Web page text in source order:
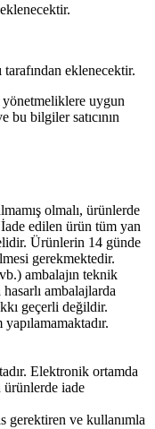
tarafından eklenecektir.
uygun
bu bilgiler satıcının
olmalı, ürünlerde
edilen ürün tüm yan
Ürünlerin 14 günde
gerekmektedir.
ambalajın teknik
ambalajlarda
geçerli değildir.
Elektronik ortamda
ürünlerde iade
gerektiren ve kullanımla